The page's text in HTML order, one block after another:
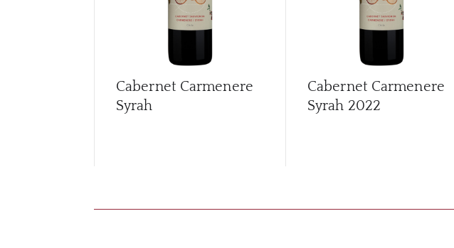
Cabernet Carmenere
Syrah
Cabernet Carmenere
Syrah 2022